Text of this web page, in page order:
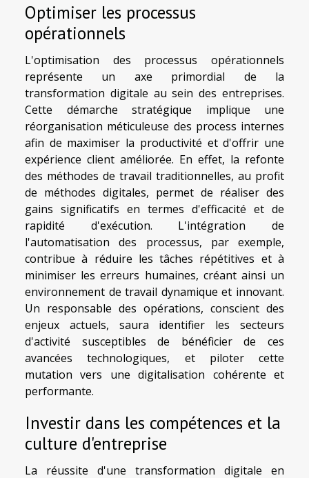
Optimiser les processus
opérationnels
L'optimisation des processus opérationnels
représente un axe primordial de la
transformation digitale au sein des entreprises.
Cette démarche stratégique implique une
réorganisation méticuleuse des process internes
afin de maximiser la productivité et d'offrir une
expérience client améliorée. En effet, la refonte
des méthodes de travail traditionnelles, au profit
de méthodes digitales, permet de réaliser des
gains significatifs en termes d'efficacité et de
rapidité d'exécution. L'intégration de
l'automatisation des processus, par exemple,
contribue à réduire les tâches répétitives et à
minimiser les erreurs humaines, créant ainsi un
environnement de travail dynamique et innovant.
Un responsable des opérations, conscient des
enjeux actuels, saura identifier les secteurs
d'activité susceptibles de bénéficier de ces
avancées technologiques, et piloter cette
mutation vers une digitalisation cohérente et
performante.
Investir dans les compétences et la
culture d'entreprise
La réussite d'une transformation digitale en